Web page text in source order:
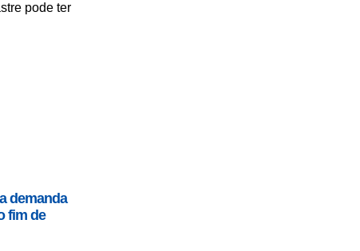
pode ter
demanda
fim de